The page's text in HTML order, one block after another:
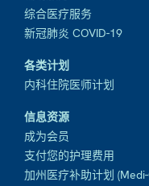
综合医疗服务
新冠肺炎 COVID-19
各类计划
内科住院医师计划
信息资源
成为会员
支付您的护理费用
加州医疗补助计划